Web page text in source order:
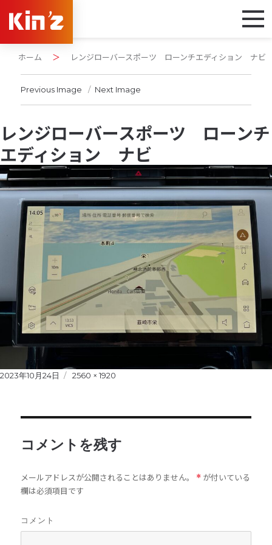
ホーム ＞ レンジローバースポーツ ローンチエディション ナビ
Previous Image Next Image
レンジローバースポーツ ローンチ
エディション ナビ
Posted
2023年10月24日
Full
2560 × 1920
コメントを残す
メールアドレスが公開されることはありません。 * が付いている
欄は必須項目です
コメント